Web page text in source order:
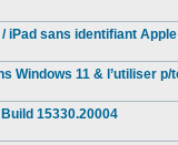
iPad sans identifiant Apple
Windows 11 & l’utiliser p/
15330.20004